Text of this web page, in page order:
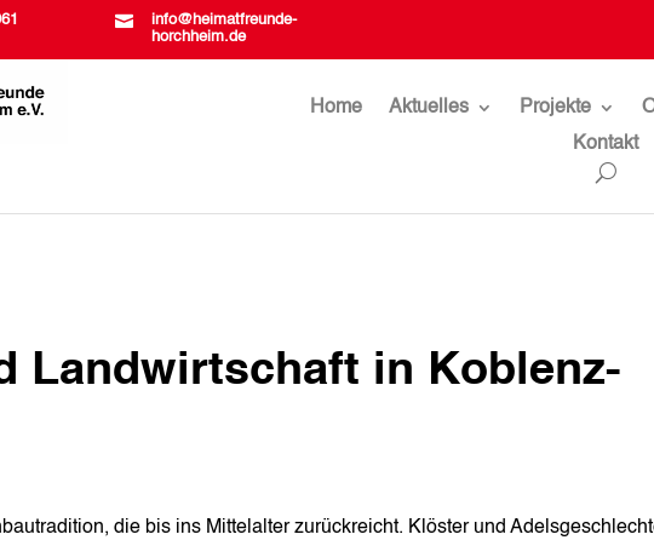

info@heimatfreunde-
horchheim.de
Home Aktuelles Projekte
Kontakt
Landwirtschaft in Koblenz-
die bis ins Mittelalter zurückreicht. Klöster und